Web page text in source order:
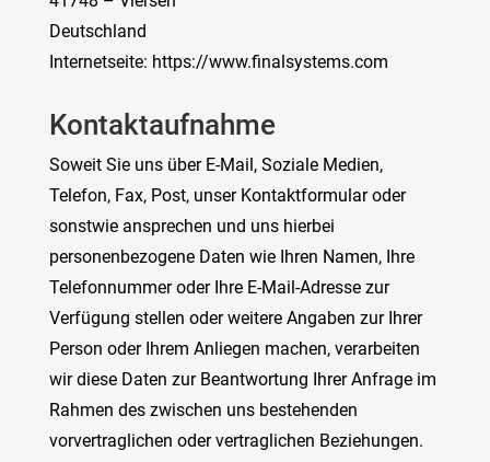
Deutschland
Internetseite: https://www.finalsystems.com
Kontaktaufnahme
Soweit Sie uns über E-Mail, Soziale Medien,
Telefon, Fax, Post, unser Kontaktformular oder
sonstwie ansprechen und uns hierbei
personenbezogene Daten wie Ihren Namen, Ihre
Telefonnummer oder Ihre E-Mail-Adresse zur
Verfügung stellen oder weitere Angaben zur Ihrer
Person oder Ihrem Anliegen machen, verarbeiten
wir diese Daten zur Beantwortung Ihrer Anfrage im
Rahmen des zwischen uns bestehenden
vorvertraglichen oder vertraglichen Beziehungen.